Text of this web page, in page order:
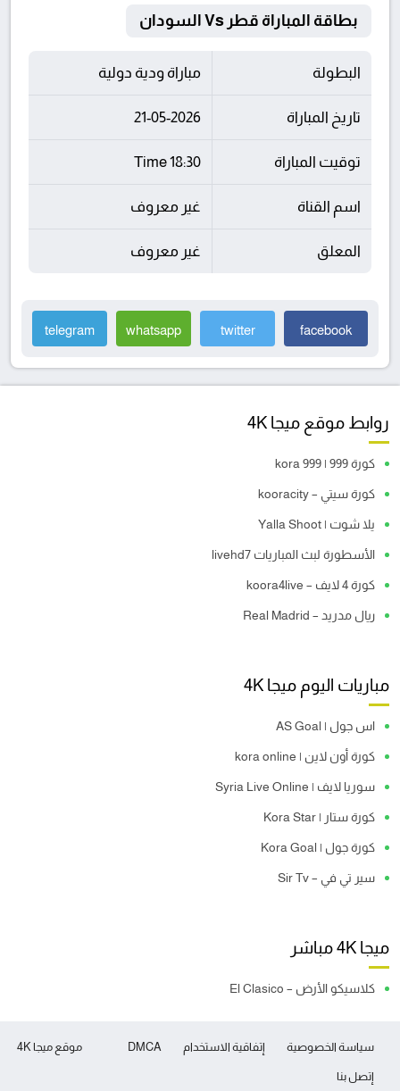
بطاقة المباراة قطر Vs السودان
البطولة مباراة ودية دولية
تاريخ المباراة 21-05-2026
توقيت المباراة 18:30 Time
اسم القناة غير معروف
المعلق غير معروف
facebook
twitter
whatsapp
telegram
روابط موقع ميجا 4K
كورة 999 | kora 999
كورة سيتي – kooracity
يلا شوت | Yalla Shoot
الأسطورة لبث المباريات livehd7
كورة 4 لايف – koora4live
ريال مدريد – Real Madrid
مباريات اليوم ميجا 4K
اس جول | AS Goal
كورة أون لاين | kora online
سوريا لايف | Syria Live Online
كورة ستار | Kora Star
كورة جول | Kora Goal
سير تي في – Sir Tv
ميجا 4K مباشر
كلاسيكو الأرض – El Clasico
موقع ميجا 4K سياسة الخصوصية إتفاقية الاستخدام DMCA
إتصل بنا